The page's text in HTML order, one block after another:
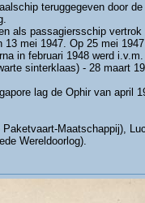
teruggegeven door
als passagiersschip
13 mei 1947. Op 25 mei
in februari 1948 werd
sinterklaas) - 28 maart
lag de Ophir van april
Maatschappij),
Wereldoorlog).